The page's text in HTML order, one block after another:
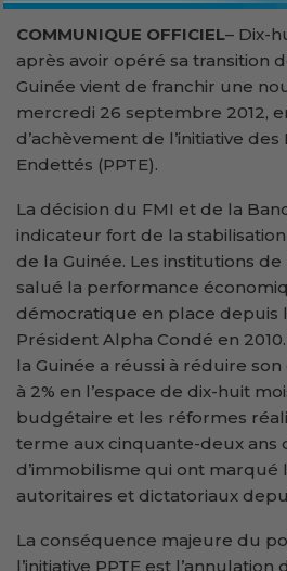
COMMUNIQUE OFFICIEL– Dix-
après avoir opéré sa transition
Guinée vient de franchir une
mercredi 26 septembre 2012,
d’achèvement de l’initiative
Endettés (PPTE).
La décision du FMI et de la
indicateur fort de la
de la Guinée. Les institutions
salué la performance
démocratique en place depuis
Président Alpha Condé en
la Guinée a réussi à réduire
à 2% en l’espace de dix-huit
budgétaire et les réformes
terme aux cinquante-deux ans
d’immobilisme qui ont marqué
autoritaires et dictatoriaux
La conséquence majeure du
l’initiative PPTE est